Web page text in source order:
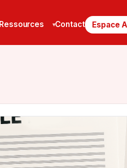
Ressources Contact Espace